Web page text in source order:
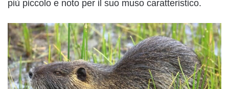
più piccolo e noto per il suo muso caratteristico.